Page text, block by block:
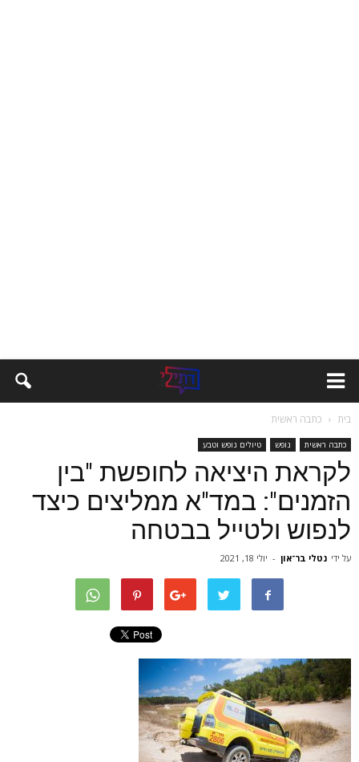
בית כתבה ראשית
כתבה ראשית נופש טיולים נופש וטבע
לקראת היציאה לחופשת "בין
הזמנים": במד"א ממליצים כיצד
לנפוש ולטייל בבטחה
על ידי נטלי בר־און - יולי 18, 2021